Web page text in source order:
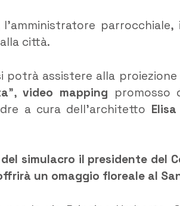
l’amministratore
città.
potrà assistere alla proiezione
”,video mapping promosso
a cura dell’architetto
simulacro il presidente del
un omaggio floreale al